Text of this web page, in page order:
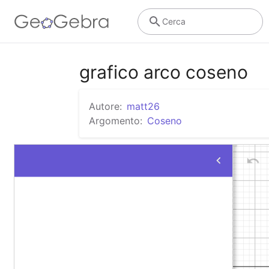
Cerca
grafico arco coseno
Autore: matt26
Argomento: Coseno